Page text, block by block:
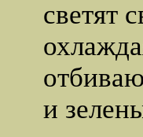
светят
и